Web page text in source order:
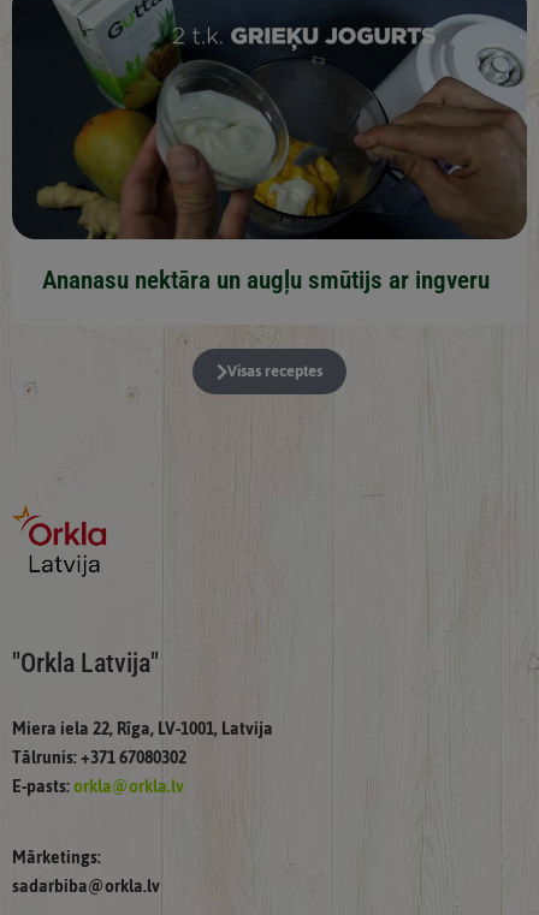
Ananasu nektāra un augļu smūtijs ar ingveru
Visas receptes
"Orkla Latvija"
Miera iela 22, Rīga, LV-1001, Latvija
Tālrunis: +371 67080302
E-pasts:orkla@orkla.lv
Mārketings:
sadarbiba@orkla.lv